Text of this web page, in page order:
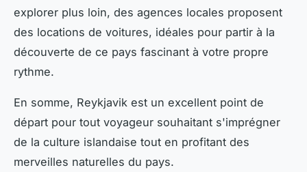
explorer plus loin, des agences locales proposent
des locations de voitures, idéales pour partir à la
découverte de ce pays fascinant à votre propre
rythme.
En somme, Reykjavik est un excellent point de
départ pour tout voyageur souhaitant s'imprégner
de la culture islandaise tout en profitant des
merveilles naturelles du pays.